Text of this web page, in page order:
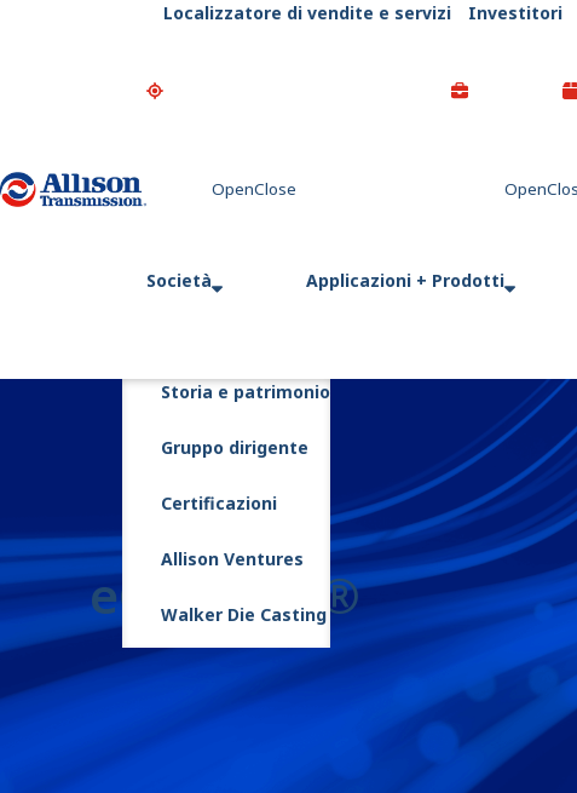
Go Home
Localizzatore di vendite e servizi Investitori
Società
Storia e patrimonio
Gruppo dirigente
Certificazioni
Allison Ventures
Walker Die Casting
Applicazioni + Prodotti
eGen Flex®